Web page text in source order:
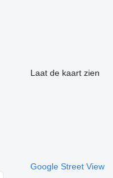
Laat de kaart zien
Google Street View